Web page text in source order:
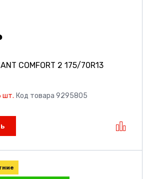
COMFORT 2 175/70R13
шт. Код товара 9295805